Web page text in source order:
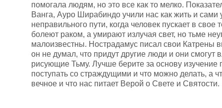
помогала людям, но это все как то мелко.
Ванга, Ауро Ширабиндо учили нас как жить и сами
неправильного пути, когда человек пускает в
болеют раком, а умирают излучая свет, но тьме
малоизвестны. Нострадамус писал свои Катрены
он не думал, что придут другие люди и они смогут
рисующие Тьму. Лучше берите за основу изучение
поступать со страждущими и что можно делать, а
вечное и что нас питает Верой о Свете и Святости.